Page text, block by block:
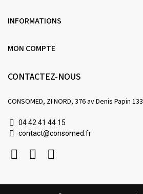
INFORMATIONS
MON COMPTE
CONTACTEZ-NOUS
CONSOMED, ZI NORD, 376 av Denis Papin
04 42 41 44 15
contact@consomed.fr